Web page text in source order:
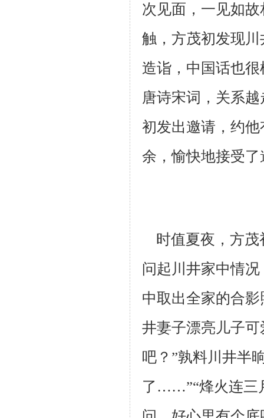
次见面，一见如
触，方茂初发现川
造诣， 中国话也
唐诗宋词，关系
初发出邀请，约
余，愉快地接受了
时值夏夜，方茂
问起川井家中情
中取出全家的合影
井妻子漂亮儿子
吧？”孰料川井半
了……”“烽火连三